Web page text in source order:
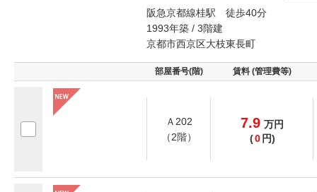
阪急京都線桂駅 徒歩40分
1993年築 / 3階建
京都市西京区大枝東長町
部屋番号(階) 賃料 (管理費等)
Ａ202
（2階）
7.9 万円
(0 円)